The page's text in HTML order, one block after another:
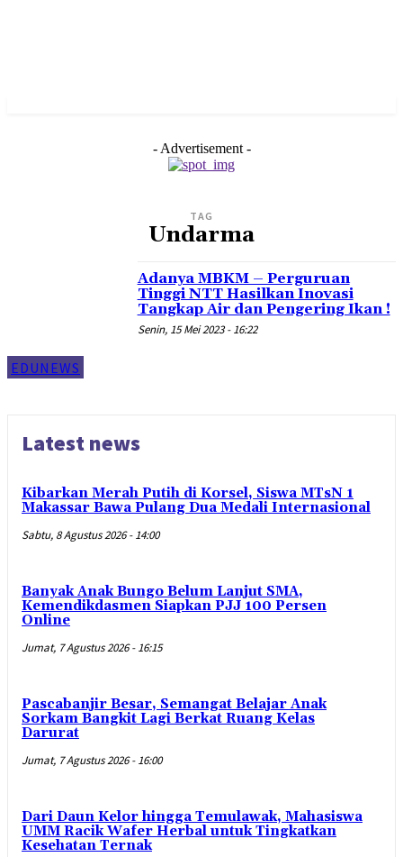
- Advertisement -
TAG
Undarma
EDUNEWS
Adanya MBKM – Perguruan
Tinggi NTT Hasilkan Inovasi
Tangkap Air dan Pengering Ikan !
Senin, 15 Mei 2023 - 16:22
Latest news
Kibarkan Merah Putih di Korsel, Siswa MTsN 1
Makassar Bawa Pulang Dua Medali Internasional
Sabtu, 8 Agustus 2026 - 14:00
Banyak Anak Bungo Belum Lanjut SMA,
Kemendikdasmen Siapkan PJJ 100 Persen
Online
Jumat, 7 Agustus 2026 - 16:15
Pascabanjir Besar, Semangat Belajar Anak
Sorkam Bangkit Lagi Berkat Ruang Kelas
Darurat
Jumat, 7 Agustus 2026 - 16:00
Dari Daun Kelor hingga Temulawak, Mahasiswa
UMM Racik Wafer Herbal untuk Tingkatkan
Kesehatan Ternak